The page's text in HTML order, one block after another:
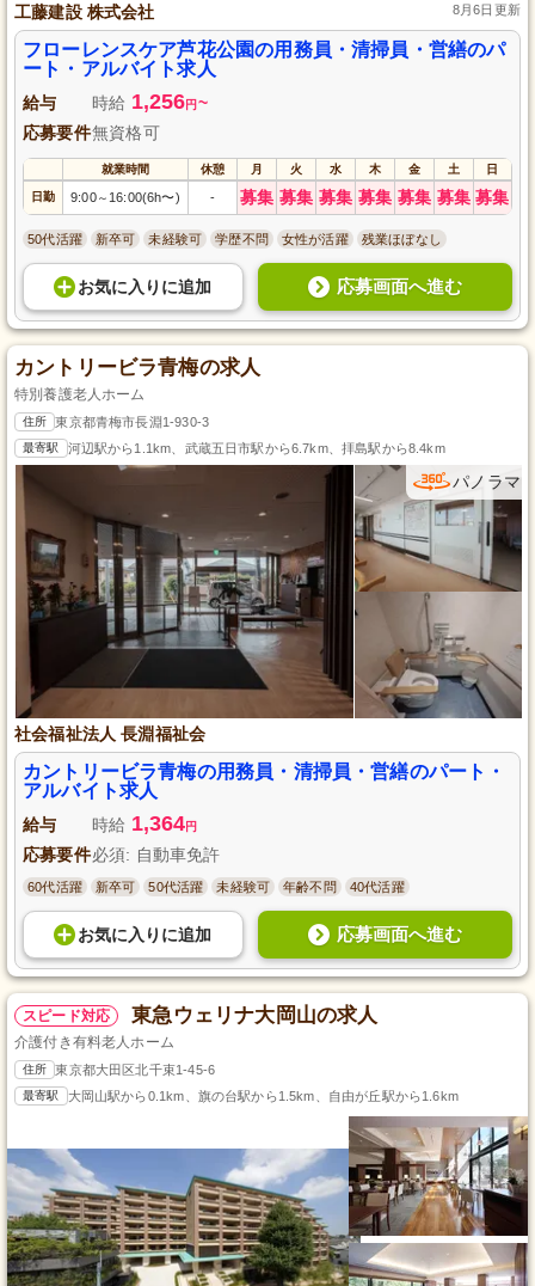
工藤建設 株式会社 8月6日更新
フローレンスケア芦花公園の用務員・清掃員・営繕のパ
ート・アルバイト求人
給与 時給 1,256円 ~
応募要件無資格可
就業時間 休憩 月 火 水 木 金 土 日
日勤 9:00～ 16:00(6h〜) - 募集 募集 募集 募集 募集 募集 募集
50代活躍 新卒可 未経験可 学歴不問 女性が活躍 残業ほぼなし
お気に入り に追加 応募画面へ進む
カントリービラ青梅の求人
特別養護老人ホーム
住所 東京都青梅市長淵1-930-3
最寄駅 河辺駅から1.1km、武蔵五日市駅から6.7km、拝島駅から8.4km
パノラマ
社会福祉法人 長淵福祉会
カントリービラ青梅の用務員・清掃員・営繕のパート・
アルバイト求人
給与 時給 1,364円
応募要件必須: 自動車免許
60代活躍 新卒可 50代活躍 未経験可 年齢不問 40代活躍
お気に入り に追加 応募画面へ進む
スピード対応 東急ウェリナ大岡山の求人
介護付き有料老人ホーム
住所 東京都大田区北千束1-45-6
最寄駅 大岡山駅から0.1km、旗の台駅から1.5km、自由が丘駅から1.6km